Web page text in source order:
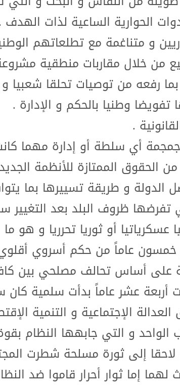
الحوارية الساعية لذات الهدف
و متناغمة مع تطلعاتهم
من خلال مقاربات منطقية
رفعه من توصيات تحلقا شعبيا
تفويضا وطنيا بالحكم و الإدارة .
.
أي سلطة أو إدارة مهما
الحقوق الممتازة للأنظمة
و طريقة تسييرها بما
تفرضها ظروف البلد بعد التغيير
عسكرياتيا أو ثوريا تحرريا و
و خمسون عاماً من حكم أسروي
على أساس تحالف مصلحي بين
أربعة عشر عاماً بدأت سلمية
الإجتماعية و التنمية
و التي جابهها النظام
لاحقا إلى ثورة مسلحة شطرت
إما ثوار أحرار قاموا ضد